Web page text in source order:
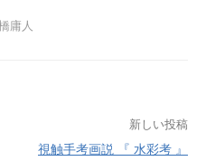
庸人
新しい投稿
視触手考画説 『 水彩考 』